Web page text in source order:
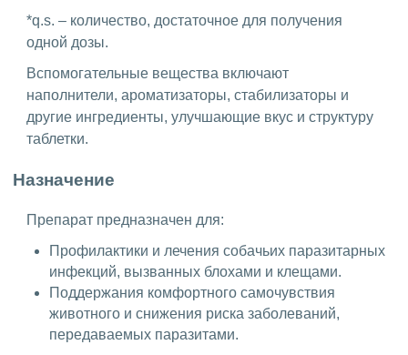
*q.s. – количество, достаточное для получения
одной дозы.
Вспомогательные вещества включают
наполнители, ароматизаторы, стабилизаторы и
другие ингредиенты, улучшающие вкус и структуру
таблетки.
Назначение
Препарат предназначен для:
Профилактики и лечения собачьих паразитарных
инфекций, вызванных блохами и клещами.
Поддержания комфортного самочувствия
животного и снижения риска заболеваний,
передаваемых паразитами.